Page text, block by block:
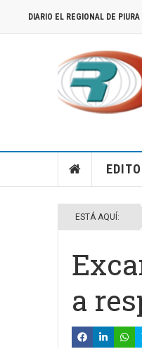
DIARIO EL REGIONAL DE PIURA
ESTÁ AQUÍ:
a